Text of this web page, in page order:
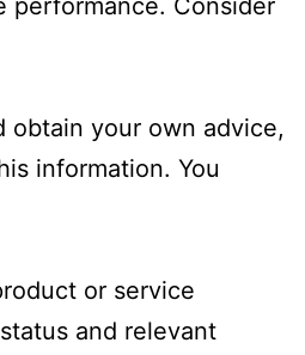
obtain your own advice,
information. You
or service
and relevant